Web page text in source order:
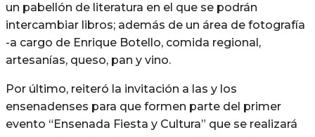
un pabellón de literatura en el que se podrán
intercambiar libros; además de un área de fotografía
-a cargo de Enrique Botello, comida regional,
artesanías, queso, pan y vino.
Por último, reiteró la invitación a las y los
ensenadenses para que formen parte del primer
evento “Ensenada Fiesta y Cultura” que se realizará